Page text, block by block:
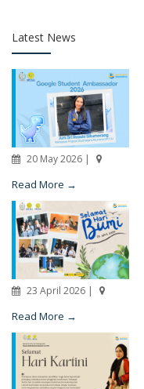
Latest News
20 May 2026 |
Read More →
23 April 2026 |
Read More →